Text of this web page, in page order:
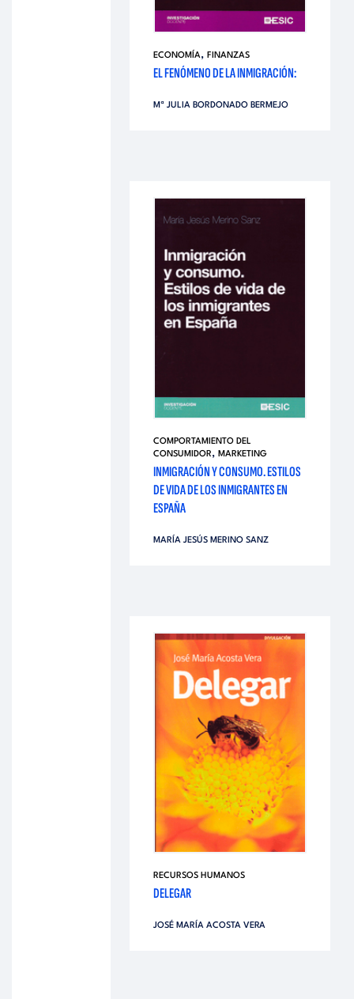
ECONOMÍA, FINANZAS
EL FENÓMENO DE LA INMIGRACIÓN:
Mª JULIA BORDONADO BERMEJO
COMPORTAMIENTO DEL
CONSUMIDOR, MARKETING
INMIGRACIÓN Y CONSUMO. ESTILOS
DE VIDA DE LOS INMIGRANTES EN
ESPAÑA
MARÍA JESÚS MERINO SANZ
RECURSOS HUMANOS
DELEGAR
JOSÉ MARÍA ACOSTA VERA